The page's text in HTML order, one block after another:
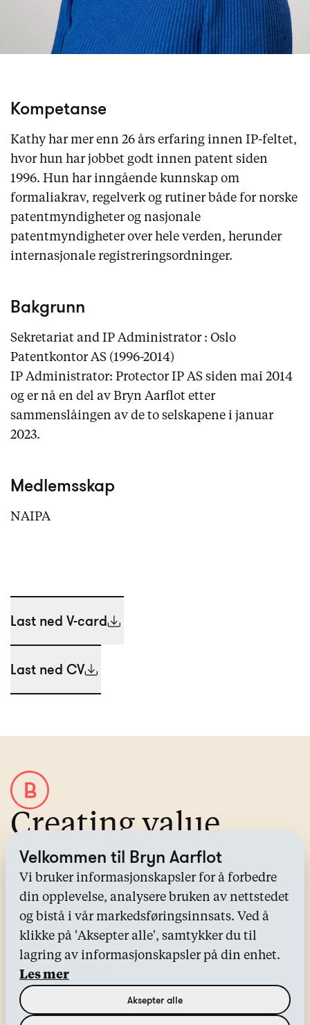
Kompetanse
Kathy har mer enn 26 års erfaring innen IP-feltet,
hvor hun har jobbet godt innen patent siden
1996. Hun har inngående kunnskap om
formaliakrav, regelverk og rutiner både for norske
patentmyndigheter og nasjonale
patentmyndigheter over hele verden, herunder
internasjonale registreringsordninger.
Bakgrunn
Sekretariat and IP Administrator : Oslo
Patentkontor AS (1996-2014)
IP Administrator: Protector IP AS siden mai 2014
og er nå en del av Bryn Aarflot etter
sammenslåingen av de to selskapene i januar
2023.
Medlemsskap
NAIPA
Last ned V-card
Last ned CV
Creating value
through IP
Om Bryn Aarflot
Alle tjenester
Kontakt oss
Bransjer
Kunnskapssenter
Nyheter
Sharefree®
Velkommen til Bryn Aarflot
Vi bruker informasjonskapsler for å forbedre
din opplevelse, analysere bruken av nettstedet
og bistå i vår markedsføringsinnsats. Ved å
klikke på 'Aksepter alle', samtykker du til
lagring av informasjonskapsler på din enhet.
Les mer
Aksepter alle